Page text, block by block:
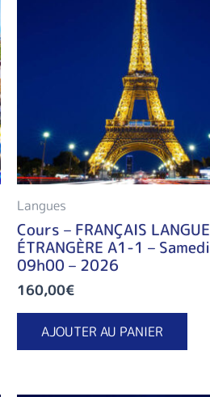
Langues
Cours – FRANÇAIS LANGUE
ÉTRANGÈRE A1-1 – Samedi
09h00 – 2026
160,00€
AJOUTER AU PANIER